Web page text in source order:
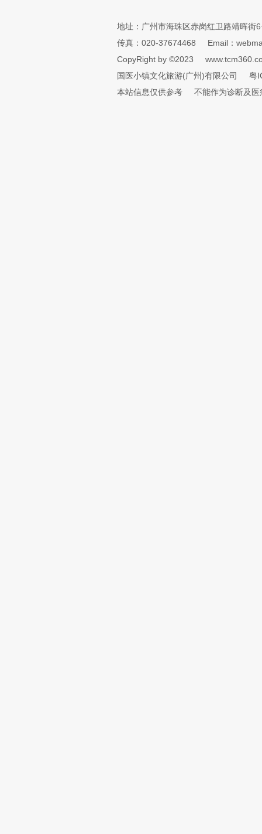
地址：广州市海珠区赤岗红卫路靖晖街
传真：020-37674468
Email：
CopyRight by ©2023
国医小镇文化旅游(广州)有限公司
粤
本站信息仅供参考
不能作为诊断及医